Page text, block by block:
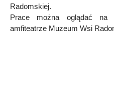
Radomskiej.
Prace można oglądać na
amfiteatrze Muzeum Wsi